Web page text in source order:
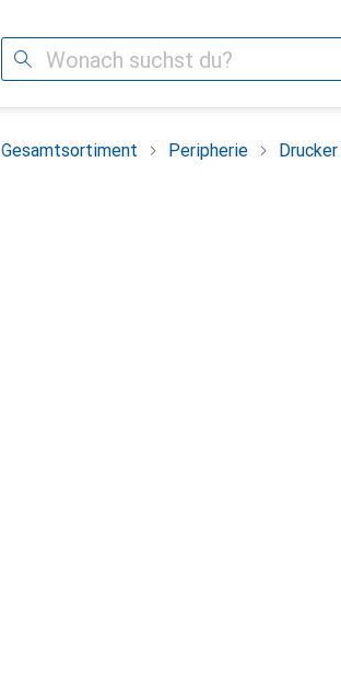
Suche
Gesamtsortiment Peripherie